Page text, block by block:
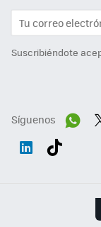
Suscribiéndote
Síguenos